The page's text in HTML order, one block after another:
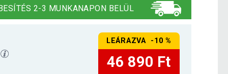
2-3 MUNKANAPON BELÜL
LEÁRAZVA -10 %
46 890 Ft